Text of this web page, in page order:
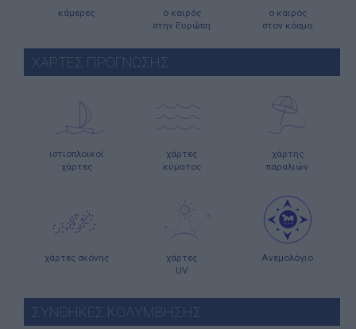
κάμερες
ο καιρός
στην Ευρώπη
ο καιρός
στον κόσμο
ΧΑΡΤΕΣ ΠΡΟΓΝΩΣΗΣ
ιστιοπλοϊκοί
χάρτες
χάρτες
κύματος
χάρτης
παραλιών
χάρτες σκόνης
χάρτες
UV
Ανεμολόγιο
ΣΥΝΘΗΚΕΣ ΚΟΛΥΜΒΗΣΗΣ